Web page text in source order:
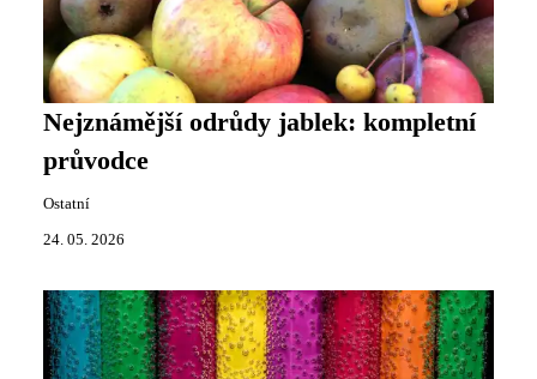
Nejznámější odrůdy jablek: kompletní
průvodce
Ostatní
24. 05. 2026